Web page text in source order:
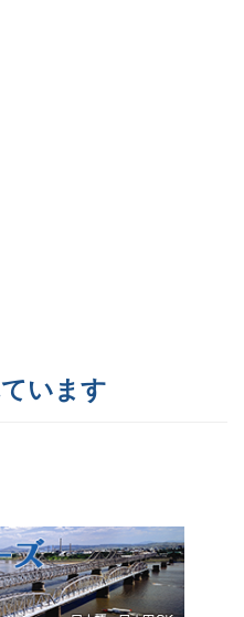
います